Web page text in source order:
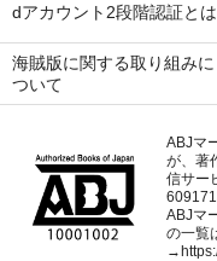
dアカウント2段階認証とは
海賊版に関する取り組みに
ついて
ABJマ
が、著
信サー
ABJマ
の一覧
→